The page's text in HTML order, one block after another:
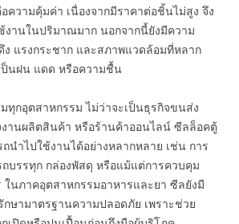
ความคุ้มค่า เนื่องจากมีราคาต่อชิ้นไม่สูง จึง
งานในปริมาณมาก นอกจากนี้ยังมีความ
แรงกระชาก และสภาพแวดล้อมที่หลาก
ป็นฝน แดด หรือความชื้น
ทุกอุตสาหกรรม ไม่ว่าจะเป็นธุรกิจขนส่ง
านผลิตสินค้า หรือร้านค้าออนไลน์ ซีลล็อคตู้
นำไปใช้งานได้อย่างหลากหลาย เช่น การ
บรรทุก กล่องพัสดุ หรือแม้แต่การควบคุม
นภาคอุตสาหกรรมอาหารและยา ซีลยังมี
ษามาตรฐานความปลอดภัย เพราะช่วย